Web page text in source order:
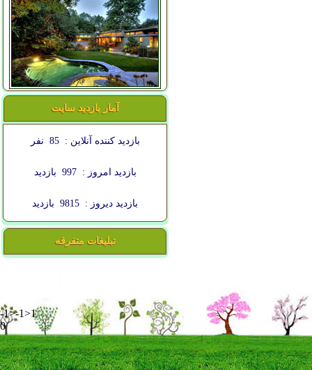
آمار بازدید سایت
بازدید کننده آنلاین : 85 نفر
بازدید امروز : 997 بازدید
بازدید دیروز : 9815 بازدید
تبلیغات متفرقه
-1>-1>1
0